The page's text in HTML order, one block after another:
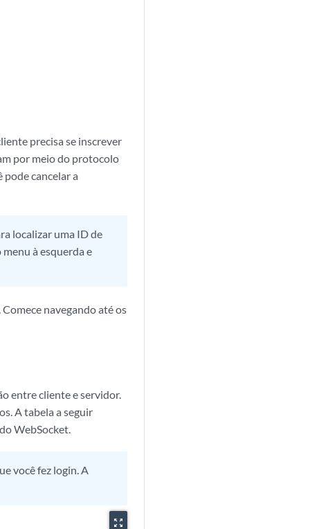
precisa se inscrever
por meio do protocolo
pode cancelar a
localizar uma ID de
menu à esquerda e
navegando até os
entre cliente e servidor.
A tabela a seguir
WebSocket.
você fez login. A
zoom_out_map